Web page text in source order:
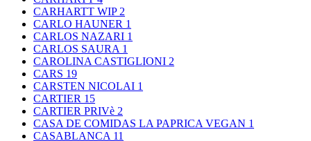
CARHARTT WIP 2
CARLO HAUNER 1
CARLOS NAZARI 1
CARLOS SAURA 1
CAROLINA CASTIGLIONI 2
CARS 19
CARSTEN NICOLAI 1
CARTIER 15
CARTIER PRIVè 2
CASA DE COMIDAS LA PAPRICA VEGAN 1
CASABLANCA 11